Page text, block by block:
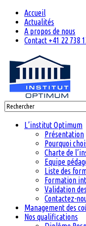
Accueil
Actualités
A propos de nous
Contact +41 22 738
L’institut Optimum
Présentation
Pourquoi
Charte de
Equipe
Liste des
Formation
Validation
Contactez-
Management des
Nos qualifications